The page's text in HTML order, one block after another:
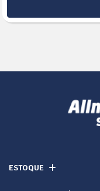
ESTOQUE